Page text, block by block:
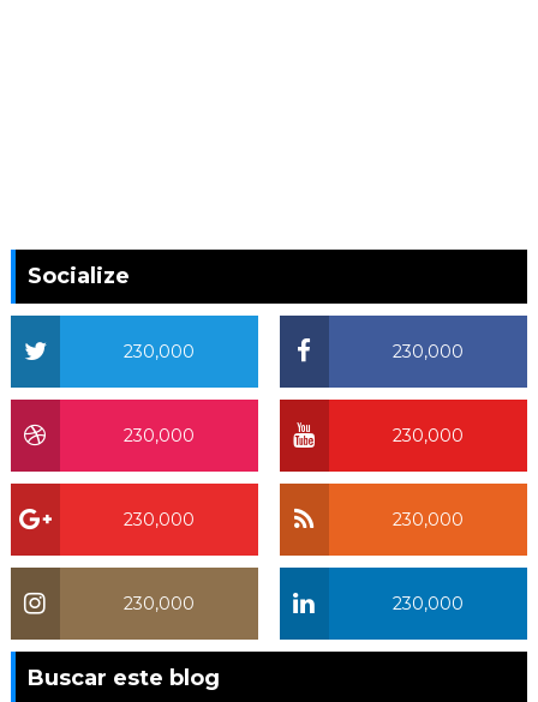
Socialize
230,000
230,000
230,000
230,000
230,000
230,000
230,000
230,000
Buscar este blog